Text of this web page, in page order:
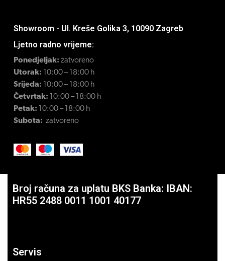
Showroom - Ul. Kreše Golika 3, 10090 Zagreb
Ljetno radno vrijeme:
Ponedjeljak: zatvoreno
Utorak: 10:00 – 18:00 h
Srijeda: 10:00 – 18:00 h
Četvrtak: 10:00 – 18:00 h
Petak: 10:00 – 18:00 h
Subota: zatvoreno
Broj računa za uplatu BKS Banka: IBAN:
HR55 2488 0011 1001 40177
Servis